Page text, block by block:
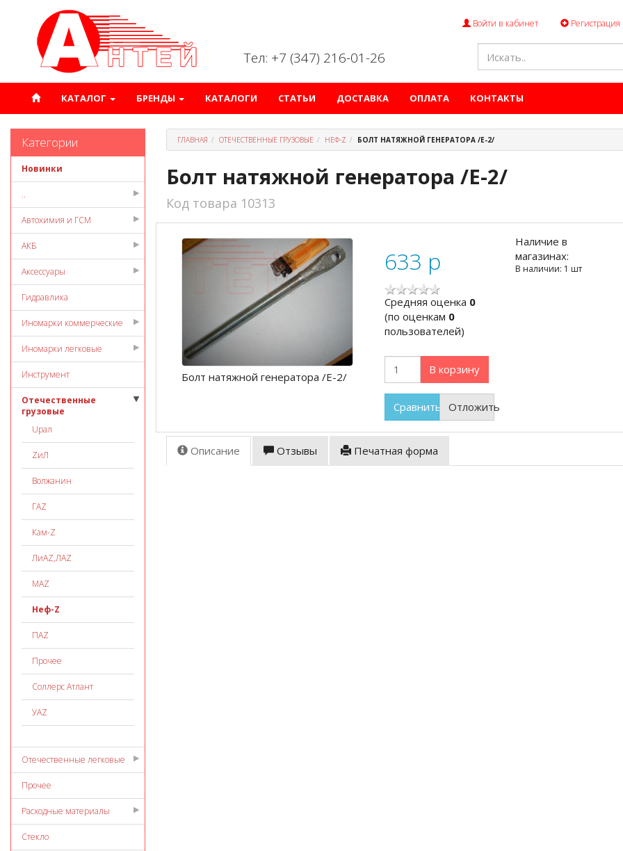
Войти в кабинет Регистрация
Тел: +7 (347) 216-01-26
КАТАЛОГ БРЕНДЫ КАТАЛОГИ СТАТЬИ ДОСТАВКА ОПЛАТА КОНТАКТЫ
Категории
Новинки
..
Автохимия и ГСМ
АКБ
Аксессуары
Гидравлика
Иномарки коммерческие
Иномарки легковые
Инструмент
Отечественные
грузовые
Uрал
ZиЛ
Волжанин
ГАZ
Кам-Z
ЛиАZ,ЛАZ
МАZ
Неф-Z
ПАZ
Прочее
Соллерс Атлант
УАZ
Отечественные легковые
Прочее
Расходные материалы
Стекло
ГЛАВНАЯ ОТЕЧЕСТВЕННЫЕ ГРУЗОВЫЕ НЕФ-Z БОЛТ НАТЯЖНОЙ ГЕНЕРАТОРА /Е-2/
Болт натяжной генератора /Е-2/
Код товара 10313
Болт натяжной генератора /Е-2/
633 p
Cредняя оценка 0
(по оценкам 0
пользователей)
В корзину
Сравнить Отложить
Наличие в
магазинах:
В наличии: 1 шт
Описание Отзывы Печатная форма